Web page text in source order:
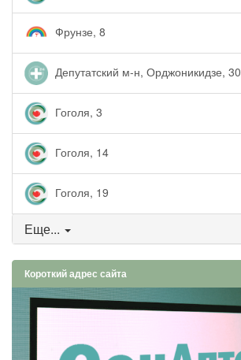
Фрунзе, 8
Депутатский м-н, Орджоникидзе, 30
Гоголя, 3
Гоголя, 14
Гоголя, 19
Еще...
Короткий адрес сайта